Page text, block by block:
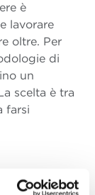
è
lavorare
oltre. Per
di
un
scelta è tra
farsi